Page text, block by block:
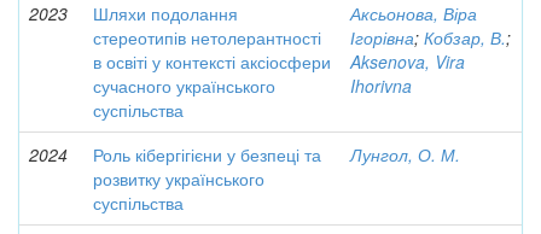
2023
Шляхи подолання
стереотипів нетолерантності
в освіті у контексті аксіосфери
сучасного українського
суспільства
Аксьонова, Віра
Ігорівна; Кобзар, В.;
Aksenova, Vira
Ihorivna
2024
Роль кібергігієни у безпеці та
розвитку українського
суспільства
Лунгол, О. М.